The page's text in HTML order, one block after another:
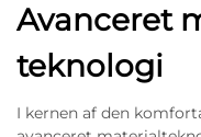
Avanceret
teknologi
I kernen af den